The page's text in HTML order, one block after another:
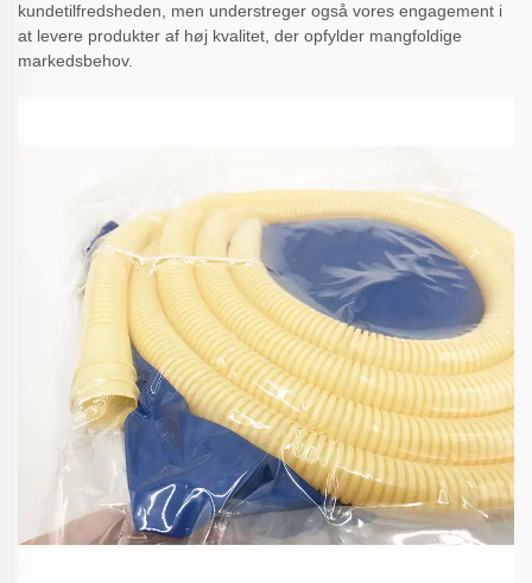
kundetilfredsheden, men understreger også vores engagement i
at levere produkter af høj kvalitet, der opfylder mangfoldige
markedsbehov.